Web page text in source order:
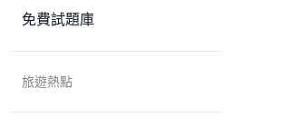
免費試題庫
旅遊熱點